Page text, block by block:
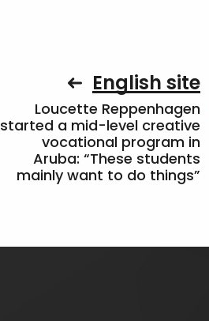
English site
Loucette Reppenhagen
started a mid-level creative
vocational program in
Aruba: “These students
mainly want to do things”